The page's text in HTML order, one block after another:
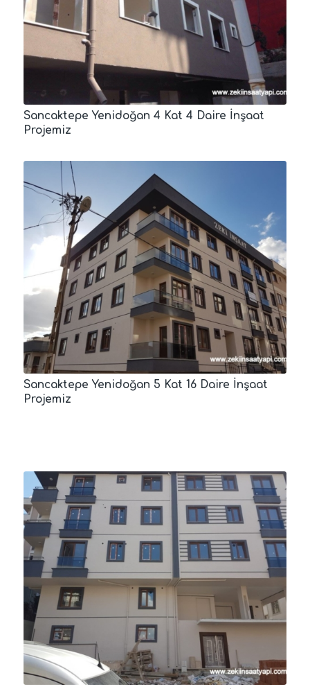
Sancaktepe Yenidoğan 4 Kat 4 Daire İnşaat
Projemiz
Sancaktepe Yenidoğan 5 Kat 16 Daire İnşaat
Projemiz